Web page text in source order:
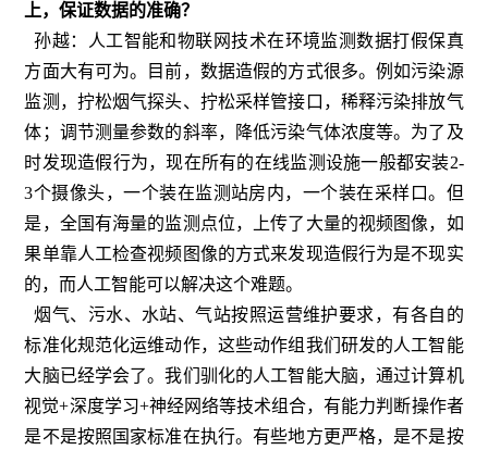
上，保证数据的准确？
孙越：人工智能和物联网技术在环境监测数据打假保真
方面大有可为。目前，数据造假的方式很多。例如污染源
监测，拧松烟气探头、拧松采样管接口，稀释污染排放气
体；调节测量参数的斜率，降低污染气体浓度等。为了及
时发现造假行为，现在所有的在线监测设施一般都安装2-
3个摄像头，一个装在监测站房内，一个装在采样口。但
是，全国有海量的监测点位，上传了大量的视频图像，如
果单靠人工检查视频图像的方式来发现造假行为是不现实
的，而人工智能可以解决这个难题。
烟气、污水、水站、气站按照运营维护要求，有各自的
标准化规范化运维动作，这些动作组我们研发的人工智能
大脑已经学会了。我们驯化的人工智能大脑，通过计算机
视觉+深度学习+神经网络等技术组合，有能力判断操作者
是不是按照国家标准在执行。有些地方更严格，是不是按